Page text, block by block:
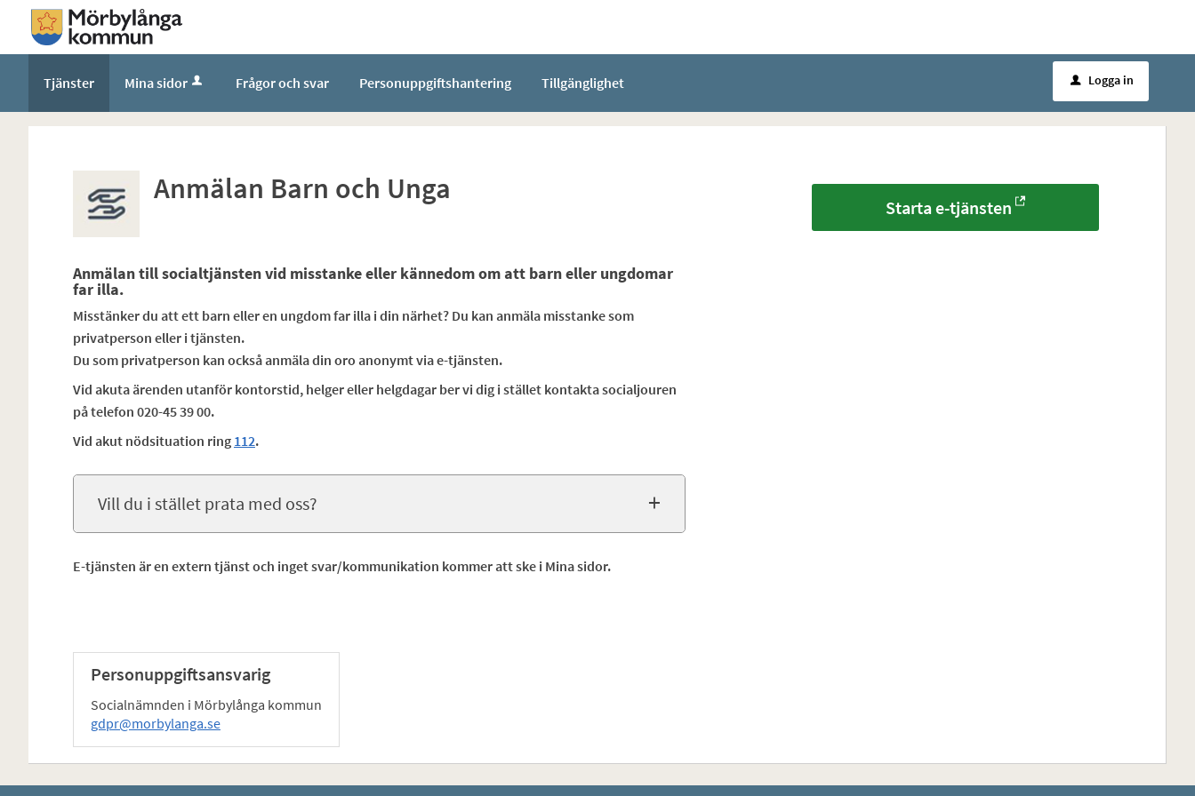
Tjänster Mina sidor Frågor och svar Personuppgiftshantering Tillgänglighet u Logga in
Anmälan Barn och Unga
Anmälan till socialtjänsten vid misstanke eller kännedom om att barn eller ungdomar
far illa.
Misstänker du att ett barn eller en ungdom far illa i din närhet? Du kan anmäla misstanke som
privatperson eller i tjänsten.
Du som privatperson kan också anmäla din oro anonymt via e-tjänsten.
Vid akuta ärenden utanför kontorstid, helger eller helgdagar ber vi dig i stället kontakta socialjouren
på telefon 020-45 39 00.
Vid akut nödsituation ring 112.
Vill du i stället prata med oss?
E-tjänsten är en extern tjänst och inget svar/kommunikation kommer att ske i Mina sidor.
Personuppgiftsansvarig
Socialnämnden i Mörbylånga kommun
gdpr@morbylanga.se
Starta e-tjänsten